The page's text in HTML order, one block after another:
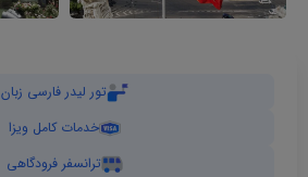
تور لیدر فارسی زبان
خدمات کامل ویزا
ترانسفر فرودگاهی